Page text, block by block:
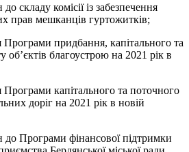
складу комісії із забезпечення
прав мешканців гуртожитків;
придбання, капітального та
об’єктів благоустрою на 2021 рік в
капітального та поточного
доріг на 2021 рік в новій
до Програми фінансової підтримки